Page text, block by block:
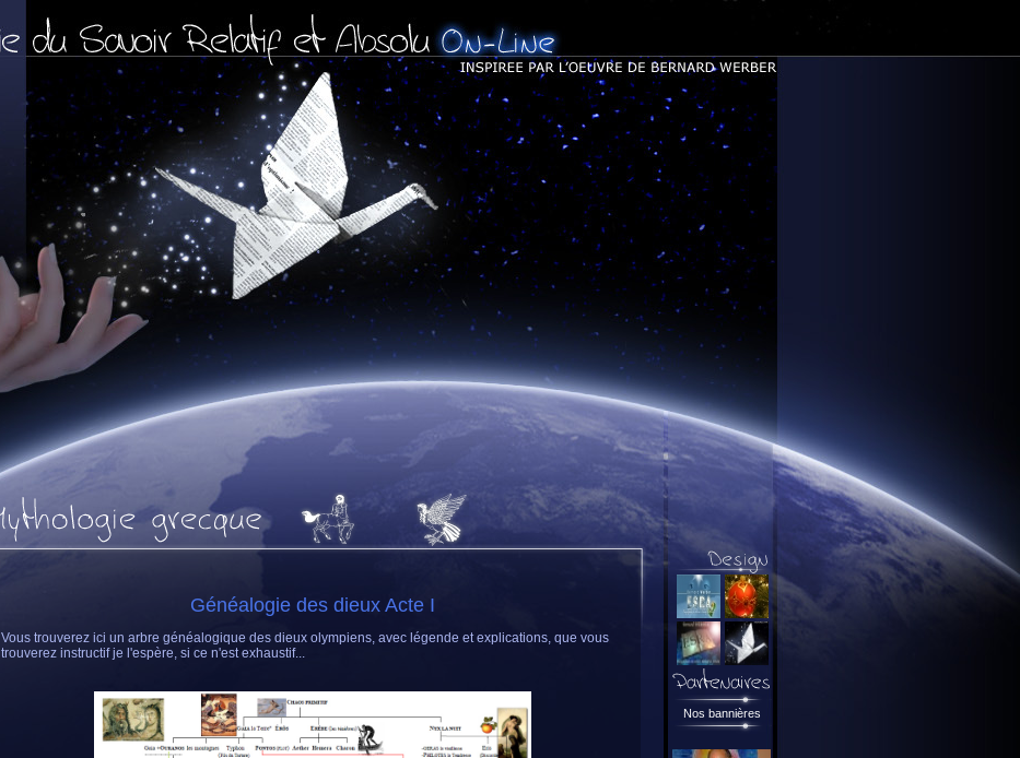
Généalogie des dieux Acte I
Vous trouverez ici un arbre généalogique des dieux olympiens, avec légende et explications, que vous
trouverez instructif je l'espère, si ce n'est exhaustif...
Nos bannières